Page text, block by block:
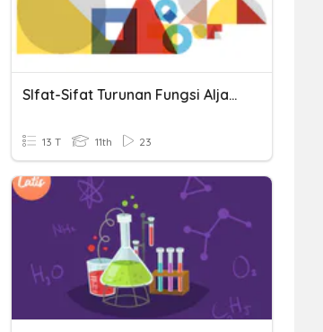
SIfat-Sifat Turunan Fungsi Aljabar
13 T 11th 23